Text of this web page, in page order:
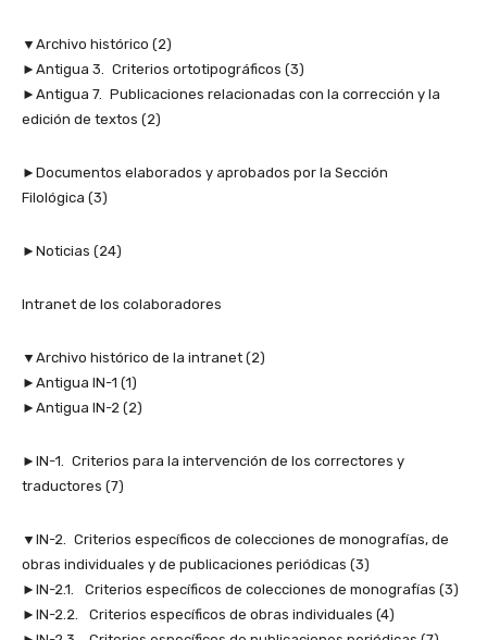
▼Archivo histórico (2)
►Antigua 3. Criterios ortotipográficos (3)
►Antigua 7. Publicaciones relacionadas con la corrección y la
edición de textos (2)
►Documentos elaborados y aprobados por la Sección
Filológica (3)
►Noticias (24)
Intranet de los colaboradores
▼Archivo histórico de la intranet (2)
►Antigua IN-1 (1)
►Antigua IN-2 (2)
►IN-1. Criterios para la intervención de los correctores y
traductores (7)
▼IN-2. Criterios específicos de colecciones de monografías, de
obras individuales y de publicaciones periódicas (3)
►IN-2.1. Criterios específicos de colecciones de monografías (3)
►IN-2.2. Criterios específicos de obras individuales (4)